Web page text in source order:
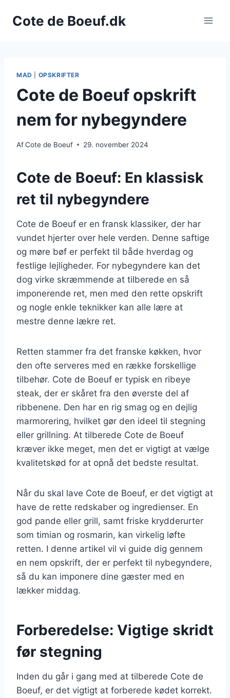
Cote de Boeuf.dk
MAD OPSKRIFTER
Cote de Boeuf opskrift
nem for nybegyndere
AfCote de Boeuf 29. november 2024
Cote de Boeuf: En klassisk
ret til nybegyndere
Cote de Boeuf er en fransk klassiker, der har
vundet hjerter over hele verden. Denne saftige
og møre bøf er perfekt til både hverdag og
festlige lejligheder. For nybegyndere kan det
dog virke skræmmende at tilberede en så
imponerende ret, men med den rette opskrift
og nogle enkle teknikker kan alle lære at
mestre denne lækre ret.
Retten stammer fra det franske køkken, hvor
den ofte serveres med en række forskellige
tilbehør. Cote de Boeuf er typisk en ribeye
steak, der er skåret fra den øverste del af
ribbenene. Den har en rig smag og en dejlig
marmorering, hvilket gør den ideel til stegning
eller grillning. At tilberede Cote de Boeuf
kræver ikke meget, men det er vigtigt at vælge
kvalitetskød for at opnå det bedste resultat.
Når du skal lave Cote de Boeuf, er det vigtigt at
have de rette redskaber og ingredienser. En
god pande eller grill, samt friske krydderurter
som timian og rosmarin, kan virkelig løfte
retten. I denne artikel vil vi guide dig gennem
en nem opskrift, der er perfekt til nybegyndere,
så du kan imponere dine gæster med en
lækker middag.
Forberedelse: Vigtige skridt
før stegning
Inden du går i gang med at tilberede Cote de
Boeuf, er det vigtigt at forberede kødet korrekt.